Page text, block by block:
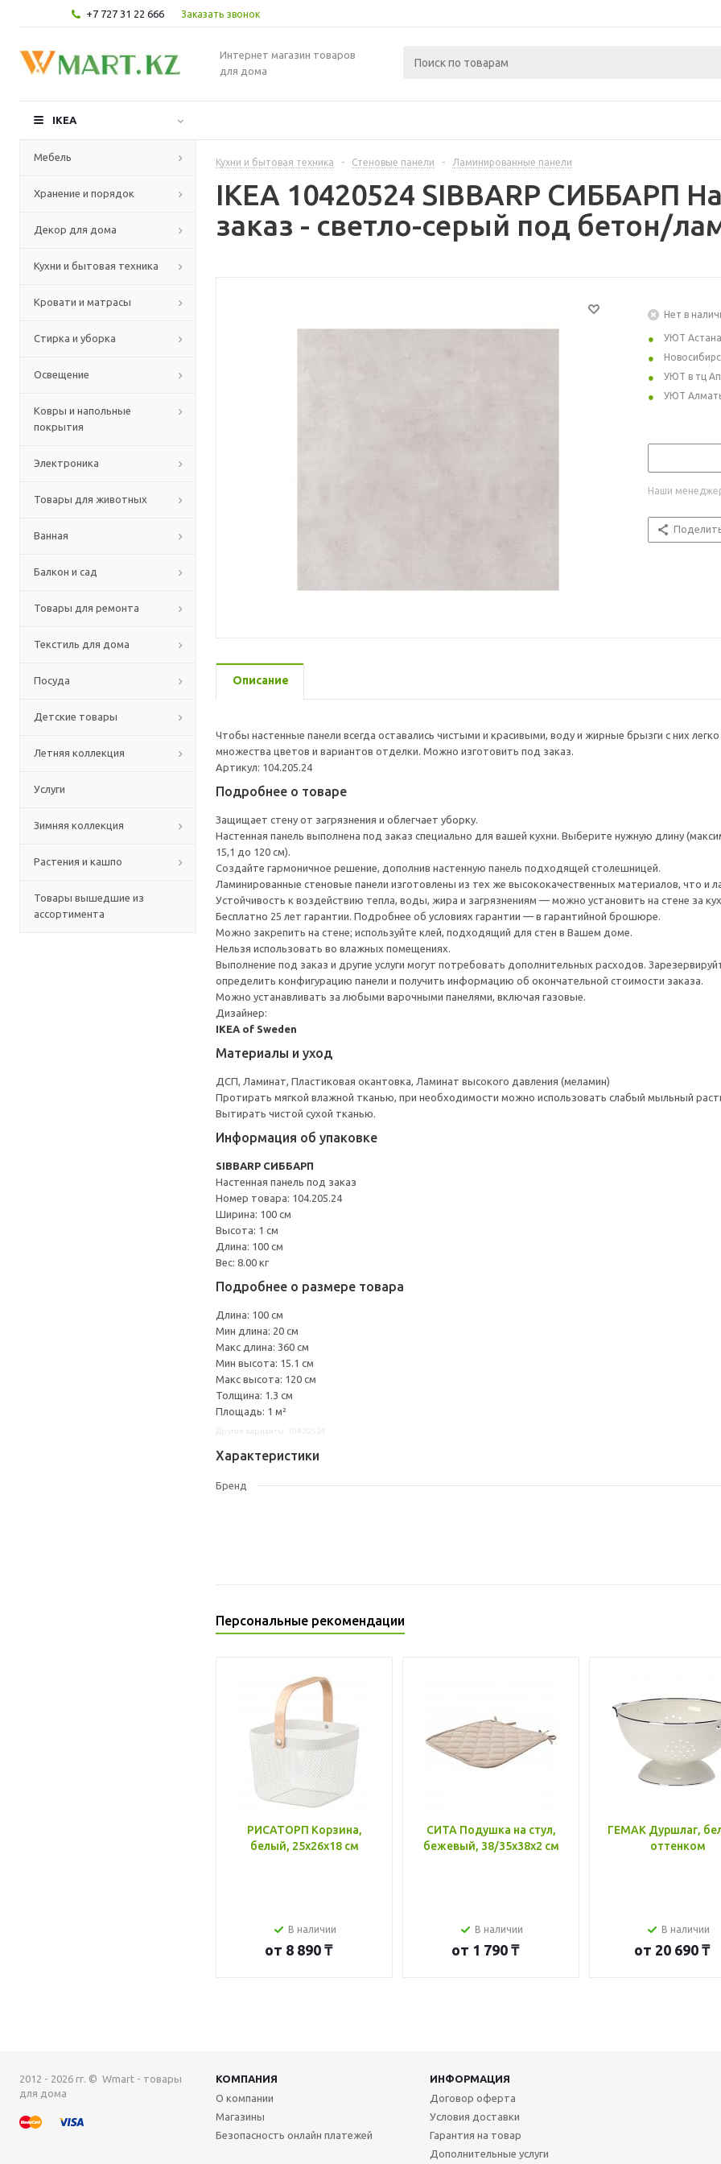
+7 727 31 22 666 Заказать звонок
Интернет магазин товаров
для дома
IKEA
Мебель
Хранение и порядок
Декор для дома
Кухни и бытовая техника
Кровати и матрасы
Стирка и уборка
Освещение
Ковры и напольные
покрытия
Электроника
Товары для животных
Ванная
Балкон и сад
Товары для ремонта
Текстиль для дома
Посуда
Детские товары
Летняя коллекция
Услуги
Зимняя коллекция
Растения и кашпо
Товары вышедшие из
ассортимента
Кухни и бытовая техника - Стеновые панели - Ламинированные панели
IKEA 10420524 SIBBARP СИББАРП
заказ - светло-серый под бетон/
Нет в
УЮТ Астана
УЮТ в тц
УЮТ
Наши
Описание
Чтобы настенные панели всегда оставались чистыми и красивыми, воду и жирные брызги с них
множества цветов и вариантов отделки. Можно изготовить под заказ.
Артикул: 104.205.24
Подробнее о товаре
Защищает стену от загрязнения и облегчает уборку.
Настенная панель выполнена под заказ специально для вашей кухни. Выберите нужную длину
15,1 до 120 см).
Создайте гармоничное решение, дополнив настенную панель подходящей столешницей.
Ламинированные стеновые панели изготовлены из тех же высококачественных материалов, что и
Устойчивость к воздействию тепла, воды, жира и загрязнениям — можно установить на стене за
Бесплатно 25 лет гарантии. Подробнее об условиях гарантии — в гарантийной брошюре.
Можно закрепить на стене; используйте клей, подходящий для стен в Вашем доме.
Нельзя использовать во влажных помещениях.
Выполнение под заказ и другие услуги могут потребовать дополнительных расходов.
определить конфигурацию панели и получить информацию об окончательной стоимости заказа.
Можно устанавливать за любыми варочными панелями, включая газовые.
Дизайнер:
IKEA of Sweden
Материалы и уход
ДСП, Ламинат, Пластиковая окантовка, Ламинат высокого давления (меламин)
Протирать мягкой влажной тканью, при необходимости можно использовать слабый мыльный
Вытирать чистой сухой тканью.
Информация об упаковке
SIBBARP СИББАРП
Настенная панель под заказ
Номер товара: 104.205.24
Ширина: 100 см
Высота: 1 см
Длина: 100 см
Вес: 8.00 кг
Подробнее о размере товара
Длина: 100 см
Мин длина: 20 см
Макс длина: 360 см
Мин высота: 15.1 см
Макс высота: 120 см
Толщина: 1.3 см
Площадь: 1 м²
Характеристики
Бренд
Персональные рекомендации
РИСАТОРП Корзина,
белый, 25x26x18 см
В наличии
от 8 890 ₸
СИТА Подушка на стул,
бежевый, 38/35x38x2 см
В наличии
от 1 790 ₸
ГЕМАК Дуршлаг,
оттенком
В наличии
от 20 690 ₸
2012 - 2026 гг. © Wmart - товары
для дома
КОМПАНИЯ
ИНФОРМАЦИЯ
О компании
Магазины
Безопасность онлайн платежей
Договор оферта
Условия доставки
Гарантия на товар
Дополнительные услуги